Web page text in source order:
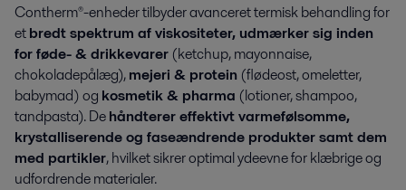
Contherm®-enheder tilbyder avanceret termisk behandling for
etbredt spektrum af viskositeter, udmærker sig inden
for føde- & drikkevarer (ketchup, mayonnaise,
chokoladepålæg),mejeri & protein (flødeost, omeletter,
babymad) og kosmetik & pharma (lotioner, shampoo,
tandpasta). Dehåndterer effektivt varmefølsomme,
krystalliserende og faseændrende produkter samt dem
med partikler, hvilket sikrer optimal ydeevne for klæbrige og
udfordrende materialer.